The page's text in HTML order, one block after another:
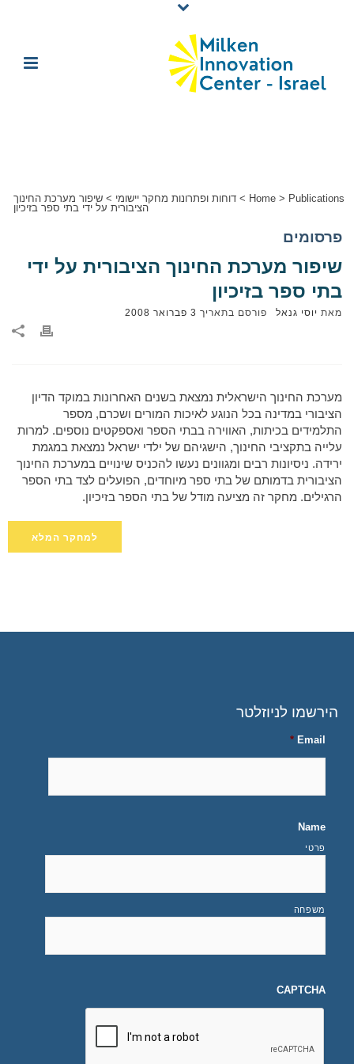
Home > Publications
> דוחות ופתרונות מחקר יישומי > שיפור מערכת החינוך
הציבורית על ידי בתי ספר בזיכיון
פרסומים
שיפור מערכת החינוך הציבורית על ידי
בתי ספר בזיכיון
מאת יוסי גנאל פורסם בתאריך 3 פברואר 2008
מערכת החינוך הישראלית נמצאת בשנים האחרונות במוקד הדיון
הציבורי במדינה בכל הנוגע לאיכות המורים ושכרם, מספר
התלמידים בכיתות, האווירה בבתי הספר ואספקטים נוספים. למרות
עלייה בתקציבי החינוך, הישגיהם של ילדי ישראל נמצאת במגמת
ירידה. ניסיונות רבים ומגוונים נעשו להכניס שינויים במערכת החינוך
הציבורית בדמותם של בתי ספר מיוחדים, הפועלים לצד בתי הספר
הרגילים. מחקר זה מציעה מודל של בתי הספר בזיכיון.
למחקר המלא
הירשמו לניוזלטר
Email
*
Name
פרטי
משפחה
CAPTCHA